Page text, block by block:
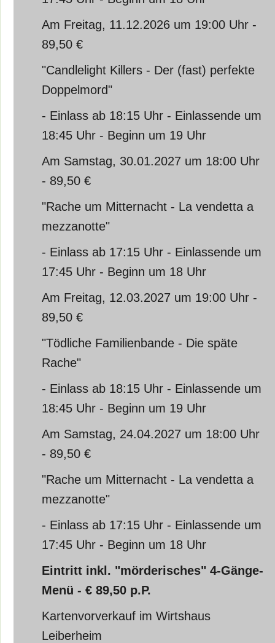
Am Freitag, 11.12.2026 um 19:00 Uhr -
89,50 €
"Candlelight Killers - Der (fast) perfekte
Doppelmord"
- Einlass ab 18:15 Uhr - Einlassende um
18:45 Uhr - Beginn um 19 Uhr
Am Samstag, 30.01.2027 um 18:00 Uhr
- 89,50 €
"Rache um Mitternacht - La vendetta a
mezzanotte"
- Einlass ab 17:15 Uhr - Einlassende um
17:45 Uhr - Beginn um 18 Uhr
Am Freitag, 12.03.2027 um 19:00 Uhr -
89,50 €
"Tödliche Familienbande - Die späte
Rache"
- Einlass ab 18:15 Uhr - Einlassende um
18:45 Uhr - Beginn um 19 Uhr
Am Samstag, 24.04.2027 um 18:00 Uhr
- 89,50 €
"Rache um Mitternacht - La vendetta a
mezzanotte"
- Einlass ab 17:15 Uhr - Einlassende um
17:45 Uhr - Beginn um 18 Uhr
Eintritt inkl. "mörderisches" 4-Gänge-
Menü - € 89,50 p.P.
Kartenvorverkauf im Wirtshaus
Leiberheim